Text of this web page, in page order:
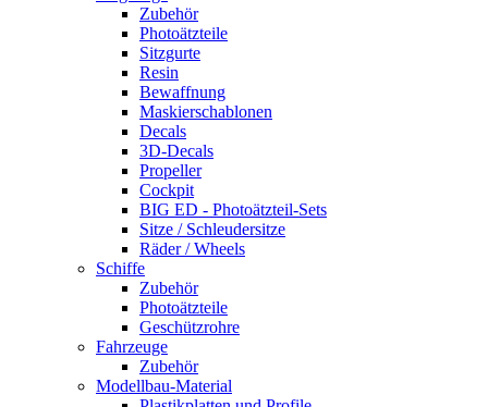
Zubehör
Photoätzteile
Sitzgurte
Resin
Bewaffnung
Maskierschablonen
Decals
3D-Decals
Propeller
Cockpit
BIG ED - Photoätzteil-Sets
Sitze / Schleudersitze
Räder / Wheels
Schiffe
Zubehör
Photoätzteile
Geschützrohre
Fahrzeuge
Zubehör
Modellbau-Material